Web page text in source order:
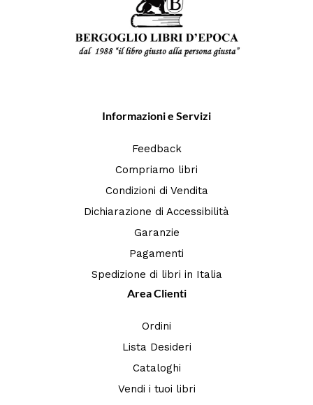
Informazioni e Servizi
Feedback
Compriamo libri
Condizioni di Vendita
Dichiarazione di Accessibilità
Garanzie
Pagamenti
Spedizione di libri in Italia
Area Clienti
Ordini
Lista Desideri
Cataloghi
Vendi i tuoi libri